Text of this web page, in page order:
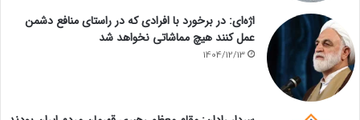
اژه‌ای: در برخورد با افرادی که در راستای منافع دشمن
عمل کنند هیچ مماشاتی نخواهد شد
1404/12/13